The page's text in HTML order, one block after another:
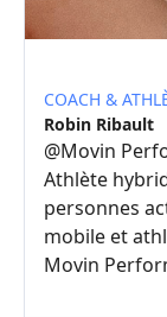
COACH &
Robin Ribault
@Movin
Athlète
personnes
mobile et
Movin